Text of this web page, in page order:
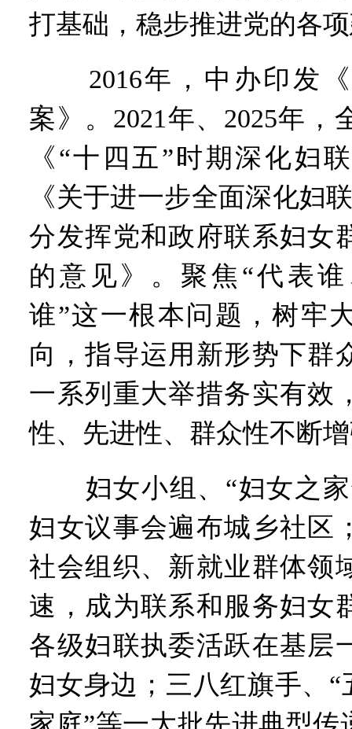
打基础，稳步推进党的各
2016年，中办印发《
案》。2021年、2025年，
《“十四五”时期深化妇
《关于进一步全面深化妇
分发挥党和政府联系妇女
的意见》。聚焦“代表
谁”这一根本问题，树牢
向，指导运用新形势下群
一系列重大举措务实有效
性、先进性、群众性不断
妇女小组、“妇女之家
妇女议事会遍布城乡社区
社会组织、新就业群体领
速，成为联系和服务妇女
各级妇联执委活跃在基层
妇女身边；三八红旗手、“